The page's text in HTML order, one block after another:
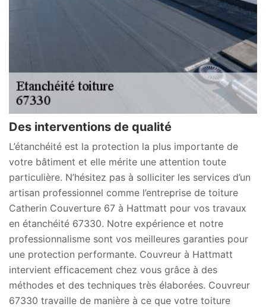
Des interventions de qualité
L’étanchéité est la protection la plus importante de
votre bâtiment et elle mérite une attention toute
particulière. N’hésitez pas à solliciter les services d’un
artisan professionnel comme l’entreprise de toiture
Catherin Couverture 67 à Hattmatt pour vos travaux
en étanchéité 67330. Notre expérience et notre
professionnalisme sont vos meilleures garanties pour
une protection performante. Couvreur à Hattmatt
intervient efficacement chez vous grâce à des
méthodes et des techniques très élaborées. Couvreur
67330 travaille de manière à ce que votre toiture